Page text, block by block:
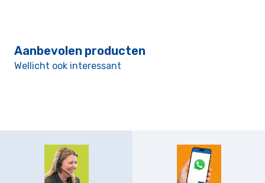
Aanbevolen producten
Wellicht ook interessant